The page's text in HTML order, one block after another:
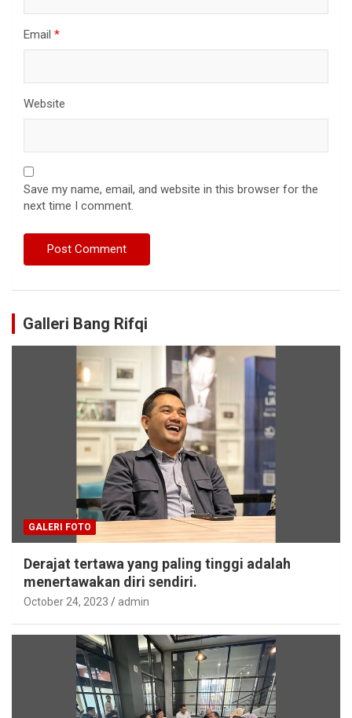
Email *
Website
Save my name, email, and website in this browser for the
next time I comment.
Galleri Bang Rifqi
GALERI FOTO
Derajat tertawa yang paling tinggi adalah
menertawakan diri sendiri.
October 24, 2023 admin